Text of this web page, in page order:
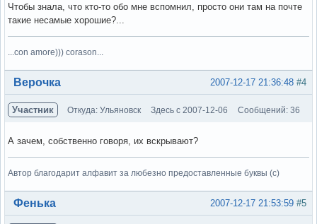
Чтобы знала, что кто-то обо мне вспомнил, просто они там на почте
такие несамые хорошие?...
...con amore))) corason...
Вне форума #4
2007-12-17 21:36:48
Верочка
Участник Откуда: Ульяновск Здесь с 2007-12-06 Сообщений: 36
А зачем, собственно говоря, их вскрывают?
Автор благодарит алфавит за любезно предоставленные буквы (с)
Вне форума #5
2007-12-17 21:53:59
Фенька